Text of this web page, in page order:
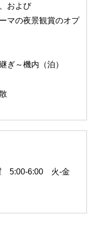
および
マの夜景観賞のオプ
ぎ～機内（泊）
5:00-6:00 火-金